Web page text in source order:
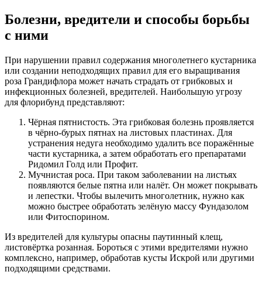
Болезни, вредители и способы борьбы
с ними
При нарушении правил содержания многолетнего кустарника
или создании неподходящих правил для его выращивания
роза Грандифлора может начать страдать от грибковых и
инфекционных болезней, вредителей. Наибольшую угрозу
для флорибунд представляют:
Чёрная пятнистость. Эта грибковая болезнь проявляется
в чёрно-бурых пятнах на листовых пластинах. Для
устранения недуга необходимо удалить все поражённые
части кустарника, а затем обработать его препаратами
Ридомил Голд или Профит.
Мучнистая роса. При таком заболевании на листьях
появляются белые пятна или налёт. Он может покрывать
и лепестки. Чтобы вылечить многолетник, нужно как
можно быстрее обработать зелёную массу Фундазолом
или Фитоспорином.
Из вредителей для культуры опасны паутинный клещ,
листовёртка розанная. Бороться с этими вредителями нужно
комплексно, например, обработав кусты Искрой или другими
подходящими средствами.